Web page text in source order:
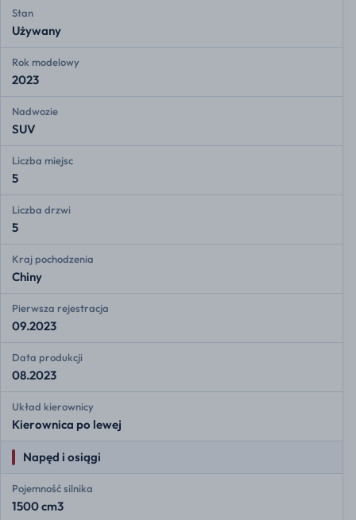
Stan
Używany
Rok modelowy
2023
Nadwozie
SUV
Liczba miejsc
5
Liczba drzwi
5
Kraj pochodzenia
Chiny
Pierwsza rejestracja
09.2023
Data produkcji
08.2023
Układ kierownicy
Kierownica po lewej
Napęd i osiągi
Pojemność silnika
1500 cm3